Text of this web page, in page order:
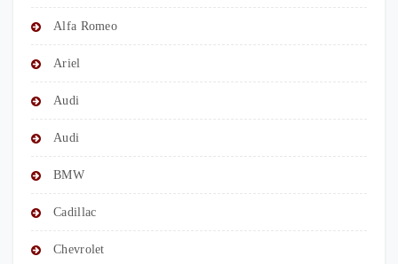
Alfa Romeo
Ariel
Audi
Audi
BMW
Cadillac
Chevrolet